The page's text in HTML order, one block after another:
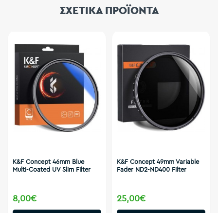
ΣΧΕΤΙΚΑ ΠΡΟΪΟΝΤΑ
K&F Concept 46mm Blue
Multi-Coated UV Slim Filter
8,00€
K&F Concept 49mm Variable
Fader ND2-ND400 Filter
25,00€